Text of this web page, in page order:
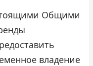
Общими
владение